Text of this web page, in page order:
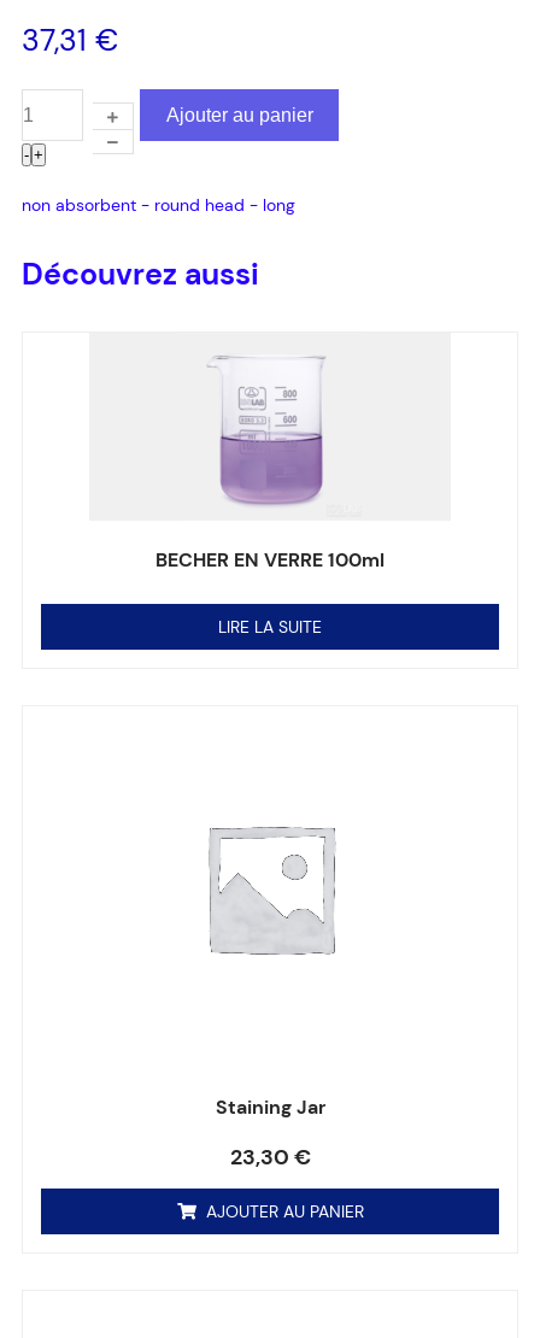
37,31 €
- +
Ajouter au panier
non absorbent - round head - long
Découvrez aussi
BECHER EN VERRE 100ml
LIRE LA SUITE
Staining Jar
23,30 €
AJOUTER AU PANIER